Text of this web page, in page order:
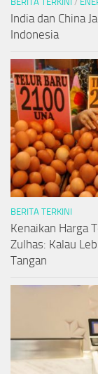
India dan China
Indonesia
BERITA TERKINI
Kenaikan Harga
Zulhas: Kalau
Tangan